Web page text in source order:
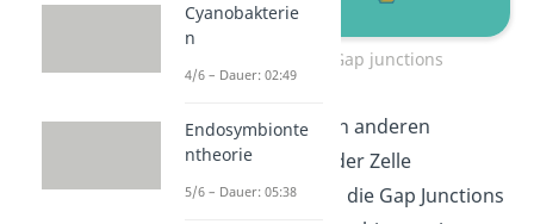
Aufbau der Gap junctions
Im Vergleich zu den anderen
Kanalsystemen in der Zelle
unterschieden sich die Gap Junctions
Cyanobakterie
n
4/6 – Dauer: 02:49
Endosymbionte
ntheorie
5/6 – Dauer: 05:38